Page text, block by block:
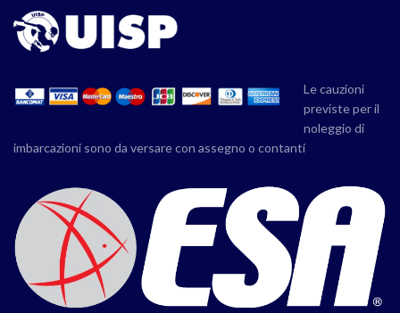
Le cauzioni
previste per il
noleggio di
imbarcazioni sono da versare con assegno o contanti